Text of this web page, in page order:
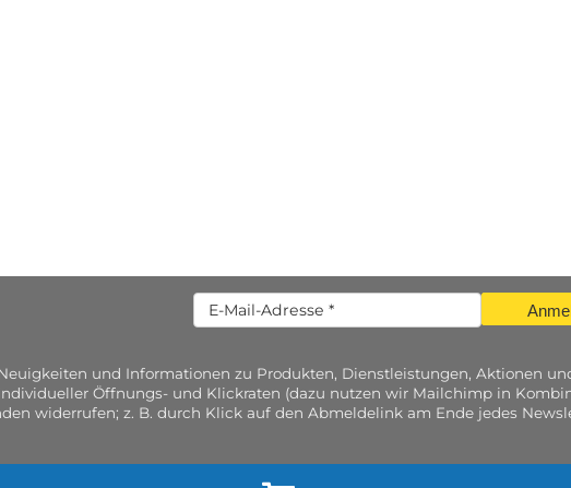
und Informationen zu Produkten, Dienstleistungen, Aktionen
Öffnungs- und Klickraten (dazu nutzen wir Mailchimp in
widerrufen; z. B. durch Klick auf den Abmeldelink am Ende jedes